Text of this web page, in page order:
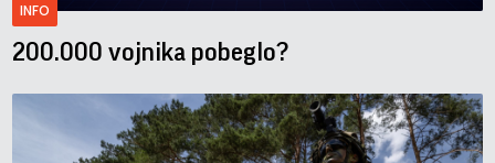
INFO
200.000 vojnika pobeglo?